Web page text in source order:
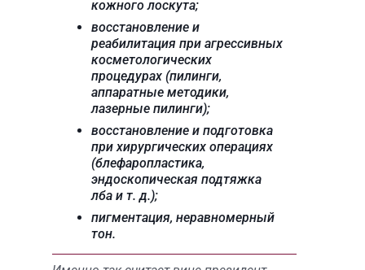
кожного лоскута;
восстановление и
реабилитация при агрессивных
косметологических
процедурах (пилинги,
аппаратные методики,
лазерные пилинги);
восстановление и подготовка
при хирургических операциях
(блефаропластика,
эндоскопическая подтяжка
лба и т. д.);
пигментация, неравномерный
тон.